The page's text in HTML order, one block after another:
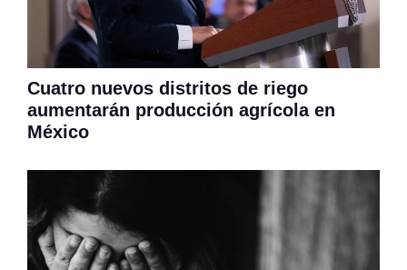
Cuatro nuevos distritos de riego
aumentarán producción agrícola en
México